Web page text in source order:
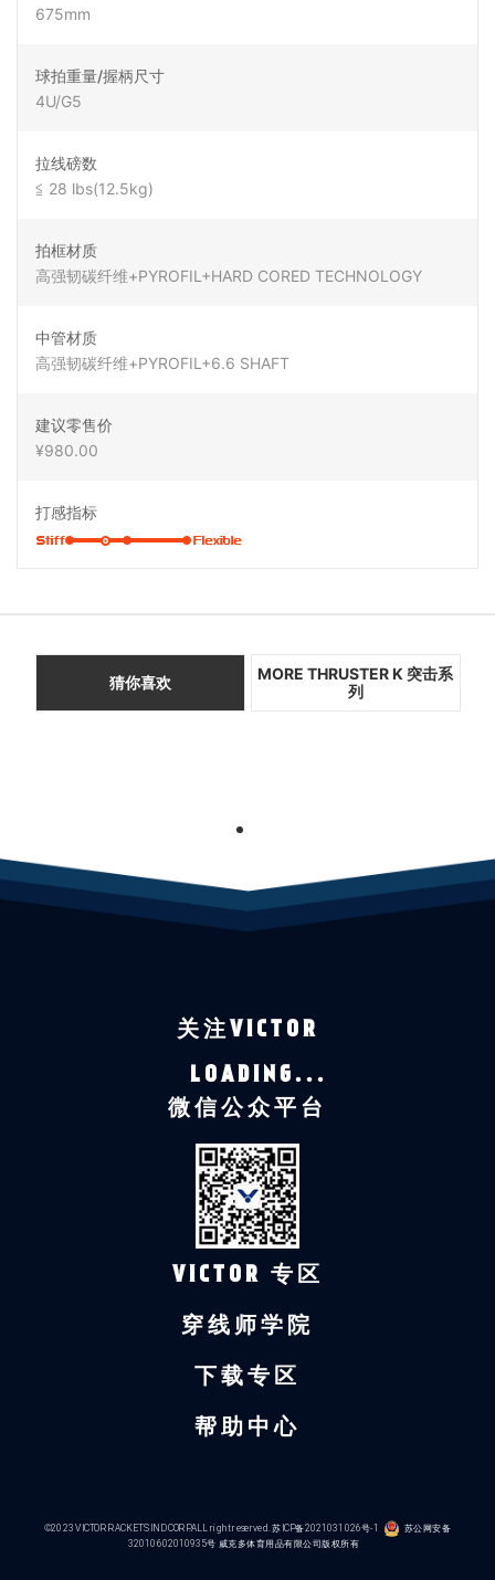
675mm
球拍重量/握柄尺寸
4U/G5
拉线磅数
≦ 28 lbs(12.5kg)
拍框材质
高强韧碳纤维+PYROFIL+HARD CORED TECHNOLOGY
中管材质
高强韧碳纤维+PYROFIL+6.6 SHAFT
建议零售价
¥980.00
打感指标
猜你喜欢
MORE THRUSTER K 突击系
列
1
关注VICTOR
LOADING...
微信公众平台
VICTOR 专区
穿线师学院
下载专区
帮助中心
©2023 VICTOR RACKETS IND CORP.ALL right reserved.苏ICP备2021031026号-1 苏公网安备
32010602010935号 威克多体育用品有限公司版权所有